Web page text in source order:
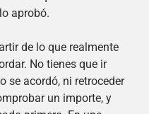
aprobó.
de lo que realmente
No tienes que ir
se acordó, ni retroceder
un importe, y